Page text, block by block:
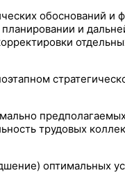
обоснований и
и
трудовых
оптимальных